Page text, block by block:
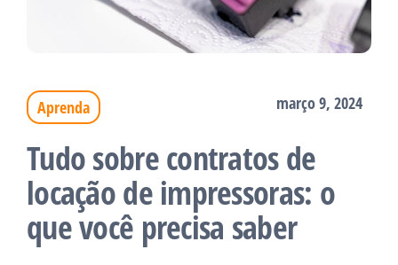
Aprenda março 9, 2024
Tudo sobre contratos de
locação de impressoras: o
que você precisa saber